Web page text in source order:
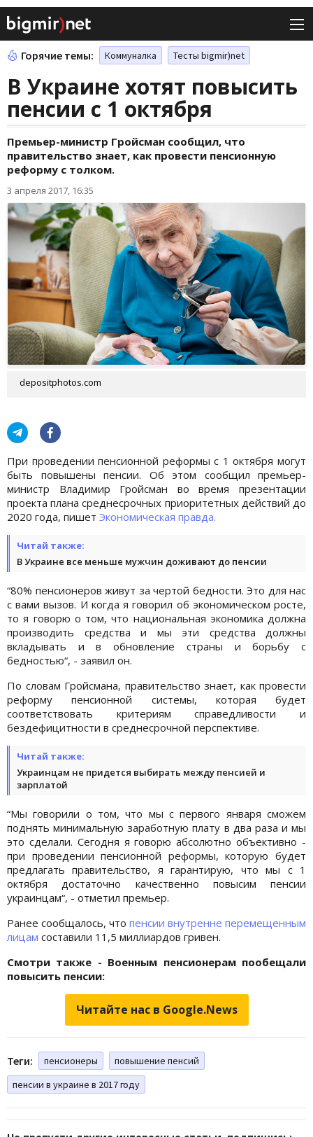
Горячие темы: Коммуналка Тесты bigmir)net
В Украине хотят повысить
пенсии с 1 октября
Премьер-министр Гройсман сообщил, что
правительство знает, как провести пенсионную
реформу с толком.
3 апреля 2017, 16:35
depositphotos.com
При проведении пенсионной реформы с 1 октября могут
быть повышены пенсии. Об этом сообщил премьер-
министр Владимир Гройсман во время презентации
проекта плана среднесрочных приоритетных действий до
2020 года, пишет Экономическая правда.
Читай также:
В Украине все меньше мужчин доживают до пенсии
“80% пенсионеров живут за чертой бедности. Это для нас
с вами вызов. И когда я говорил об экономическом росте,
то я говорю о том, что национальная экономика должна
производить средства и мы эти средства должны
вкладывать и в обновление страны и борьбу с
бедностью“, - заявил он.
По словам Гройсмана, правительство знает, как провести
реформу пенсионной системы, которая будет
соответствовать критериям справедливости и
бездефицитности в среднесрочной перспективе.
Читай также:
Украинцам не придется выбирать между пенсией и
зарплатой
“Мы говорили о том, что мы с первого января сможем
поднять минимальную заработную плату в два раза и мы
это сделали. Сегодня я говорю абсолютно объективно -
при проведении пенсионной реформы, которую будет
предлагать правительство, я гарантирую, что мы с 1
октября достаточно качественно повысим пенсии
украинцам“, - отметил премьер.
Ранее сообщалось, что пенсии внутренне перемещенным
лицам составили 11,5 миллиардов гривен.
Смотри также - Военным пенсионерам пообещали
повысить пенсии:
Читайте нас в Google.News
Теги: пенсионеры
повышение пенсий
пенсии в украине в 2017 году